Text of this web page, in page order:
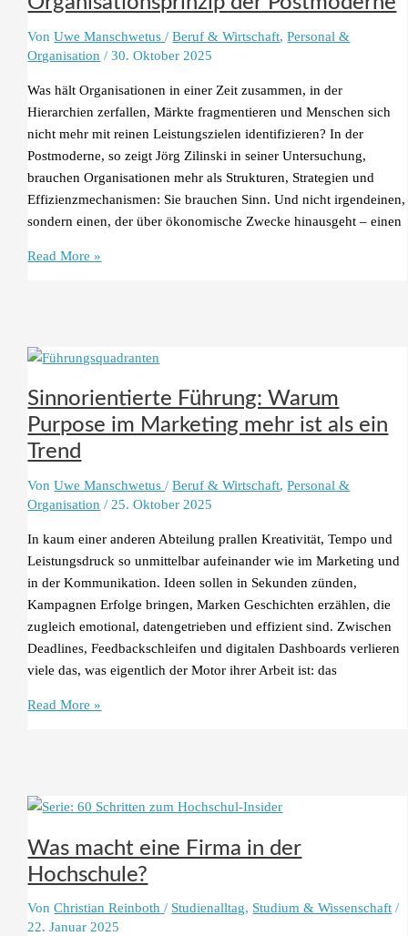
VonUwe Manschwetus/Beruf & Wirtschaft,Personal &
Organisation /30. Oktober 2025
Was hält Organisationen in einer Zeit zusammen, in der
Hierarchien zerfallen, Märkte fragmentieren und Menschen sich
nicht mehr mit reinen Leistungszielen identifizieren? In der
Postmoderne, so zeigt Jörg Zilinski in seiner Untersuchung,
brauchen Organisationen mehr als Strukturen, Strategien und
Effizienzmechanismen: Sie brauchen Sinn. Und nicht irgendeinen,
sondern einen, der über ökonomische Zwecke hinausgeht – einen
Purpose-
Organisationsprinzip
der
Postmoderne
Read More »
Sinnorientierte Führung: Warum
Purpose im Marketing mehr ist als ein
Trend
VonUwe Manschwetus/Beruf & Wirtschaft,Personal &
Organisation /25. Oktober 2025
In kaum einer anderen Abteilung prallen Kreativität, Tempo und
Leistungsdruck so unmittelbar aufeinander wie im Marketing und
in der Kommunikation. Ideen sollen in Sekunden zünden,
Kampagnen Erfolge bringen, Marken Geschichten erzählen, die
zugleich emotional, datengetrieben und effizient sind. Zwischen
Deadlines, Feedbackschleifen und digitalen Dashboards verlieren
viele das, was eigentlich der Motor ihrer Arbeit ist: das
Sinnorientierte
Marketing
ist
als
ein
Trend
Read More »
Was macht eine Firma in der
Hochschule?
VonChristian Reinboth/ Studienalltag, Studium & Wissenschaft /
22. Januar 2025